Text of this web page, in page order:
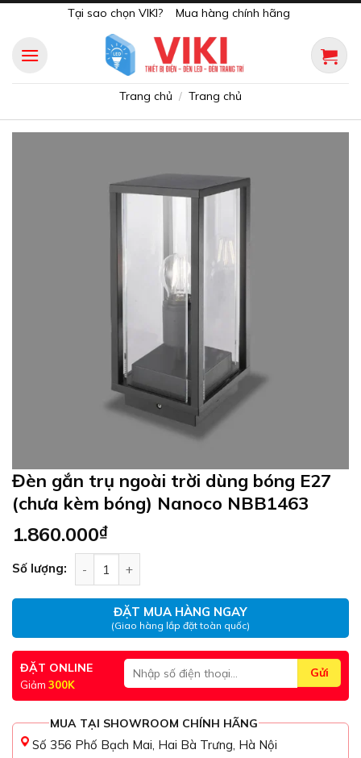
content
Tại sao chọn VIKI? Mua hàng chính hãng
Trang chủ / Trang chủ
Đèn gắn trụ ngoài trời dùng bóng E27
(chưa kèm bóng) Nanoco NBB1463
1.860.000₫
Số lượng:
ĐẶT MUA HÀNG NGAY
(Giao hàng lắp đặt toàn quốc)
ĐẶT ONLINE
Giảm 300K
MUA TẠI SHOWROOM CHÍNH HÃNG
Số 356 Phố Bạch Mai, Hai Bà Trưng, Hà Nội